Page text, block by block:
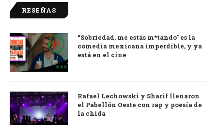
RESEÑAS
9.0
“Sobriedad, me estás m*tando” es la
comedia mexicana imperdible, y ya
está en el cine
Rafael Lechowski y Sharif llenaron
el Pabellón Oeste con rap y poesía de
la chida